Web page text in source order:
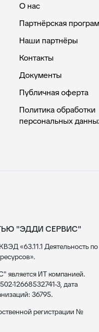
О нас
Партнёрская
Наши партнёры
Контакты
Документы
Публичная оферта
Политика обработки
персональных
"ЭДДИ СЕРВИС"
«63.11.1 Деятельность по
является ИТ компанией.
12668532741-3, дата
36795.
регистрации №